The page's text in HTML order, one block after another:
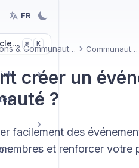
FR
⌘ K Formations & Communautés Communautés
créer un
?
facilement des
et renforcer votre